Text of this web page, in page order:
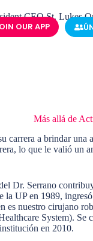
OUR APP
Más allá de
a brindar
lo que le valió un
Dr. Serrano
UP en 1989,
nuestro cirujano
System).
en 2010.